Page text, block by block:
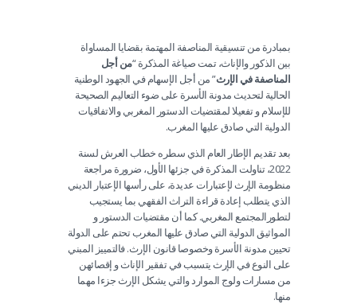
بمبادرة من تنسيقية المناصفة المهتمة بقضايا المساواة
بين الذكور والإناث، تمت صياغة المذكرة “من أجل
المناصفة في الإرث” من أجل الإسهام في الجهود الوطنية
الحالية لتحديث مدونة الأسرة على ضوء التعاليم الصحيحة
للإسلام و تفعيلا لمقتضيات الدستور المغربي والاتفاقيات
الدولية التي صادق عليها المغرب.
بعد تقديم الإطار العام الذي سطره خطاب العرش لسنة
2022، تناولت المذكرة في جزئها الأول، ضرورة مراجعة
منظومة الإرث لإعتبارات عديدة، على رأسها الإعتبار الديني
الذي يتطلب إعادة قراءة التراث الفقهي بما يستجيب
لتطورالمجتمع المغربي. كما أن مقتضيات الدستور و
المواثيق الدولية التي صادق عليها المغرب تحتم على الدولة
تحيين مدونة الأسرة وخصوصا قانون الإرث. فالتمييز المبني
على النوع في الإرث يتسبب في تفقير الإناث و إقصائهن
من مسارات ولوج الموارد والتي يشكل الإرث جزءا مهما
منها.